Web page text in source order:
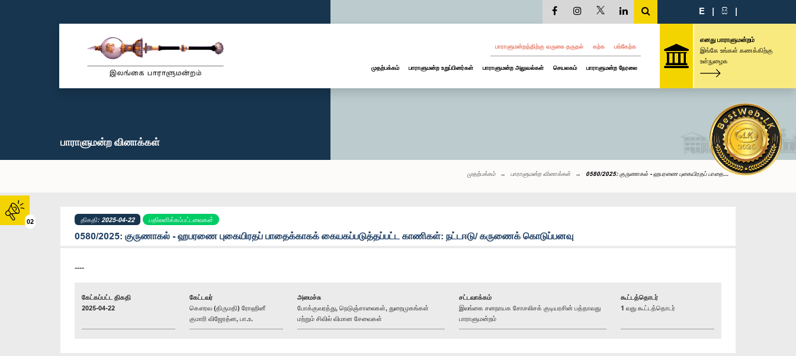
02
E | සි |
பாராளுமன்றத்திற்கு வருகை தருதல் கற்க பங்கேற்க
முதற்பக்கம் பாராளுமன்ற உறுப்பினர்கள் பாராளுமன்ற அலுவல்கள் செயலகம் பாராளுமன்ற நேரலை
எனது பாராளுமன்றம்
இங்கே உங்கள் கணக்கிற்கு
உள்நுழைக
பாராளுமன்ற வினாக்கள்
முதற்பக்கம் பாராளுமன்ற வினாக்கள் 0580/2025: குருணாகல் - ஹபரணை புகையிரதப் பாதை...
திகதி: 2025-04-22 பதிலளிக்கப்பட்டவைகள்
0580/2025: குருணாகல் - ஹபரணை புகையிரதப் பாதைக்காகக் கையகப்படுத்தப்பட்ட காணிகள்: நட்டஈடு/ கருணைக் கொடுப்பனவு
----
கேட்கப்பட்ட திகதி
2025-04-22
கேட்டவர்
கௌரவ (திருமதி) ரோஹினீ
குமாரி விஜேரத்ன, பா.உ.
அமைச்சு
போக்குவரத்து, நெடுஞ்சாலைகள், துறைமுகங்கள்
மற்றும் சிவில் விமான சேவைகள்
சட்டவாக்கம்
இலங்கை சனநாயக சோசலிசக் குடியரசின் பத்தாவது
பாராளுமன்றம்
கூட்டத்தொடர்
1 வது கூட்டத்தொடர்